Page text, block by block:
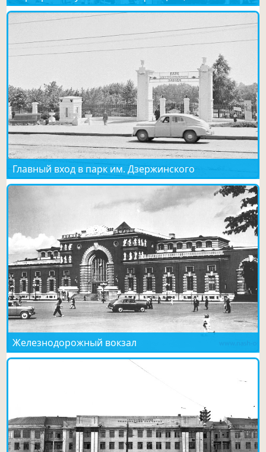
Главный вход в парк им. Дзержинского
Железнодорожный вокзал